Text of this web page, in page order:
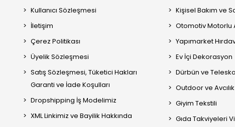
Kullanıcı Sözleşmesi
İletişim
Çerez Politikası
Üyelik Sözleşmesi
Satış Sözleşmesi, Tüketici Hakları
Garanti ve İade Koşulları
Dropshipping İş Modelimiz
XML Linkimiz ve Bayilik Hakkında
Kişisel Bakım ve
Otomotiv Motorlu
Yapımarket
Ev İçi Dekorasyon
Dürbün ve
Outdoor ve
Giyim Tekstili
Gıda Takviyeleri